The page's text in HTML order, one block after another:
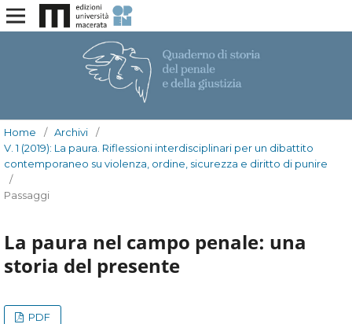
Home / Archivi
/
V. 1 (2019): La paura. Riflessioni interdisciplinari per un dibattito
contemporaneo su violenza, ordine, sicurezza e diritto di punire
/
Passaggi
La paura nel campo penale: una
storia del presente
PDF